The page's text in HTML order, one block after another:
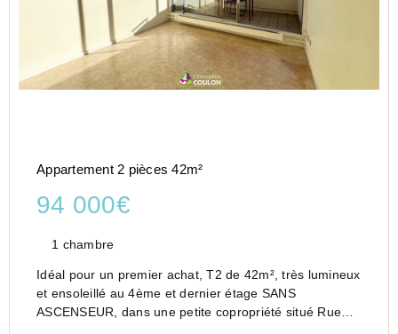
Appartement 2 pièces 42m²
94 000€
1 chambre
Idéal pour un premier achat, T2 de 42m², très lumineux
et ensoleillé au 4ème et dernier étage SANS
ASCENSEUR, dans une petite copropriété situé Rue